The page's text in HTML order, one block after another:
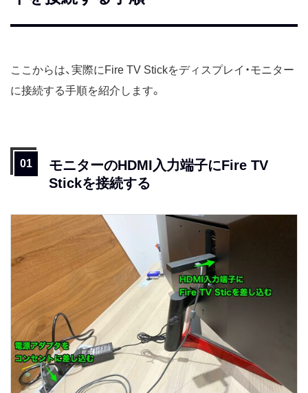
ここからは、実際にFire TV Stickをディスプレイ・モニター
に接続する手順を紹介します。
モニターのHDMI入力端子にFire TV
Stickを接続する